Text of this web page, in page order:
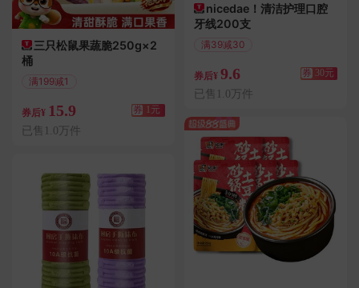
三只松鼠果蔬脆250g×2
桶
满199减1
券后¥ 15.9 券 1元
已售1.0万件
nicedae！清洁护理口腔
牙线200支
满39减30
券后¥ 9.6 券 30元
已售1.0万件